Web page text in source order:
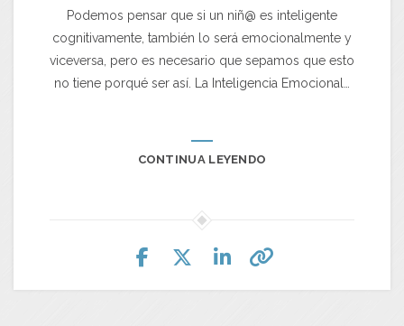
Podemos pensar que si un niñ@ es inteligente
cognitivamente, también lo será emocionalmente y
viceversa, pero es necesario que sepamos que esto
no tiene porqué ser así. La Inteligencia Emocional…
CONTINUA LEYENDO